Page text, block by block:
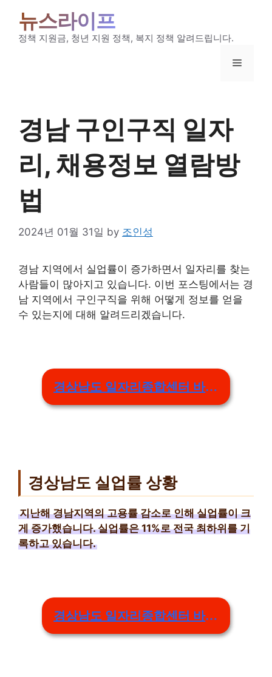
content
뉴스라이프
정책 지원금, 청년 지원 정책, 복지 정책 알려드립니다.
Menu
경남 구인구직 일자
리, 채용정보 열람방
법
2024년 01월 31일 by 조인성
경남 지역에서 실업률이 증가하면서 일자리를 찾는
사람들이 많아지고 있습니다. 이번 포스팅에서는 경
남 지역에서 구인구직을 위해 어떻게 정보를 얻을
수 있는지에 대해 알려드리겠습니다.
경상남도 일자리종합센터 바로가기
경상남도 실업률 상황
지난해 경남지역의 고용률 감소로 인해 실업률이 크
게 증가했습니다. 실업률은 11%로 전국 최하위를 기
록하고 있습니다.
경상남도 일자리종합센터 바로가기